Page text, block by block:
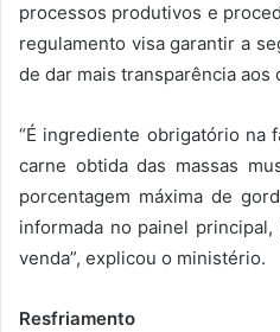
processos produtivos e
regulamento visa garantir a
de dar mais transparência aos
“É ingrediente obrigatório na
carne obtida das massas
porcentagem máxima de
informada no painel
venda”, explicou o ministério.
Resfriamento